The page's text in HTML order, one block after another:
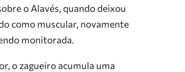
o Alavés, quando deixou
como muscular, novamente
monitorada.
o zagueiro acumula uma